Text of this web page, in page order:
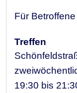
Für Betroffene
Treffen
19:30 bis